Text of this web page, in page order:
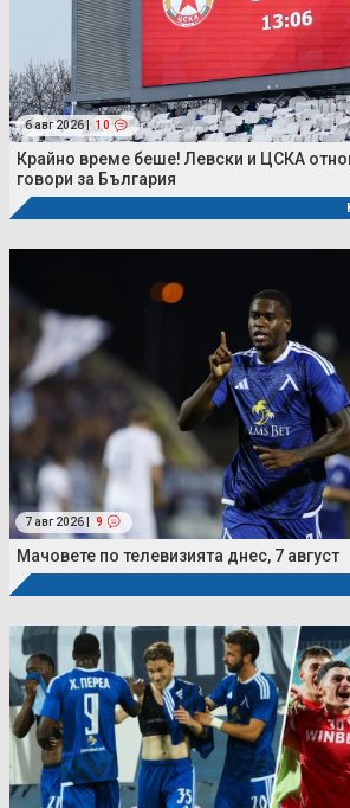
6 авг 2026 | 10
Крайно време беше! Левски и ЦСКА
говори за България
7 авг 2026 | 9
Мачовете по телевизията днес, 7 август